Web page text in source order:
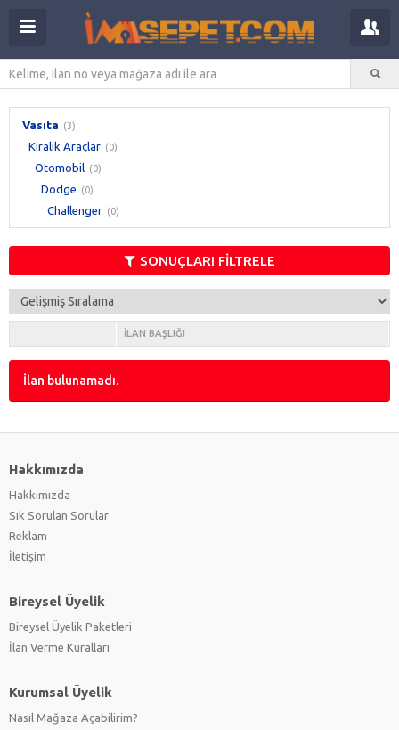
Vasıta (3)
Kiralık Araçlar (0)
Otomobil (0)
Dodge (0)
Challenger (0)
SONUÇLARI FİLTRELE
İLAN BAŞLIĞI
İlan bulunamadı.
Hakkımızda
Hakkımızda
Sık Sorulan Sorular
Reklam
İletişim
Bireysel Üyelik
Bireysel Üyelik Paketleri
İlan Verme Kuralları
Kurumsal Üyelik
Nasıl Mağaza Açabilirim?